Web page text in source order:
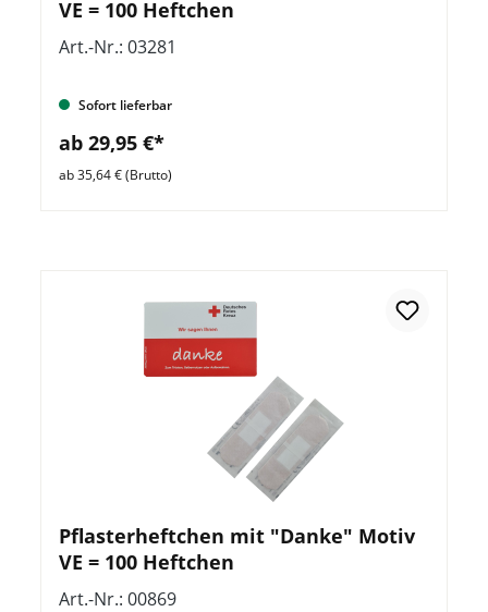
VE = 100 Heftchen
Art.-Nr.: 03281
Sofort lieferbar
ab 29,95 €*
ab 35,64 € (Brutto)
Pflasterheftchen mit "Danke" Motiv
VE = 100 Heftchen
Art.-Nr.: 00869